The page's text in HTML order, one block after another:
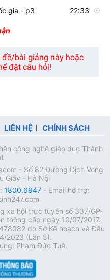
gia - p3 22:33
đề/bài giảng này hoặc
đặt câu hỏi!
LIÊN HỆ CHÍNH SÁCH
công nghệ giáo dục Thành
- Số 82 Đường Dịch Vọng
Giấy - Hà Nội
1800.6947- Email hỗ trợ:
xã hội trực tuyến số 337/GP-
thông cấp ngày 10/07/2017.
do Sở Kế hoạch và Đầu
2023 (Lần 5).
Phạm Đức Tuệ.